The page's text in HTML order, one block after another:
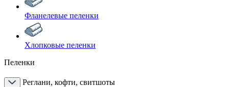
Фланелевые пеленки
Хлопковые пеленки
Пеленки
Реглани, кофти, свитшоты